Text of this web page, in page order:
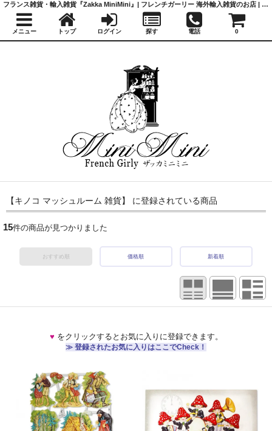
【キノコ マッシュルーム 雑貨】 に登録されている商品
15件の商品が見つかりました
おすすめ順 価格順 新着順
♥ をクリックするとお気に入りに登録できます。
≫ 登録されたお気に入りはここでCheck！
フランス雑貨・輸入雑貨『Zakka MiniMini』| フレンチガーリー 海外輸入雑貨のお店 | かわいい雑貨 | 蚤の市 | アンティーク
メニュー トップ ログイン 探す 電話 0